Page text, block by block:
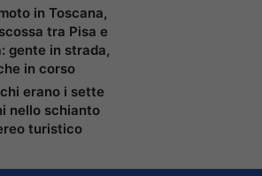
in Toscana,
tra Pisa e
gente in strada,
in corso
erano i sette
nello schianto
turistico